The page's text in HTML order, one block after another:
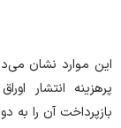
این موارد نشان
پرهزینه انتشار
بازپرداخت آن را به